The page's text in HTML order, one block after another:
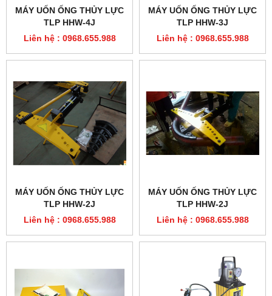
MÁY UỐN ỐNG THỦY LỰC
TLP HHW-4J
Liên hệ : 0968.655.988
MÁY UỐN ỐNG THỦY LỰC
TLP HHW-3J
Liên hệ : 0968.655.988
MÁY UỐN ỐNG THỦY LỰC
TLP HHW-2J
Liên hệ : 0968.655.988
MÁY UỐN ỐNG THỦY LỰC
TLP HHW-2J
Liên hệ : 0968.655.988